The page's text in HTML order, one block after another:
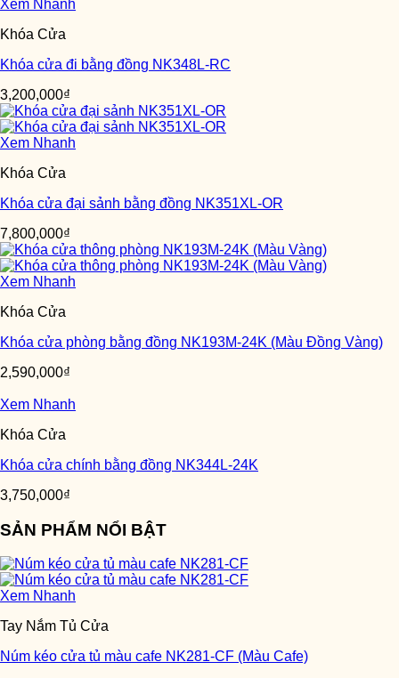
Xem Nhanh
Khóa Cửa
Khóa cửa đi bằng đồng NK348L-RC
3,200,000₫
Xem Nhanh
Khóa Cửa
Khóa cửa đại sảnh bằng đồng NK351XL-OR
7,800,000₫
Xem Nhanh
Khóa Cửa
Khóa cửa phòng bằng đồng NK193M-24K (Màu Đồng Vàng)
2,590,000₫
Xem Nhanh
Khóa Cửa
Khóa cửa chính bằng đồng NK344L-24K
3,750,000₫
SẢN PHẨM NỔI BẬT
Xem Nhanh
Tay Nắm Tủ Cửa
Núm kéo cửa tủ màu cafe NK281-CF (Màu Cafe)